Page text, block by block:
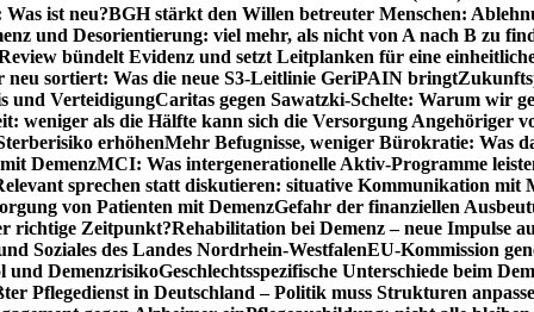
ist neu?BGH stärkt den Willen betreuter Menschen:
und Desorientierung: viel mehr, als nicht von A nach B zu
bündelt Evidenz und setzt Leitplanken für eine
neu sortiert: Was die neue S3-Leitlinie GeriPAIN bringt
und VerteidigungCaritas gegen Sawatzki-Schelte: Warum wir
weniger als die Hälfte kann sich die Versorgung Angehöriger
erhöhenMehr Befugnisse, weniger Bürokratie: Was
DemenzMCI: Was intergenerationelle Aktiv-Programme
sprechen statt diskutieren: situative Kommunikation mit
von Patienten mit DemenzGefahr der finanziellen
richtige Zeitpunkt?Rehabilitation bei Demenz – neue Impulse
Soziales des Landes Nordrhein-WestfalenEU-Kommission
und DemenzrisikoGeschlechtsspezifische Unterschiede beim
Pflegedienst in Deutschland – Politik muss Strukturen